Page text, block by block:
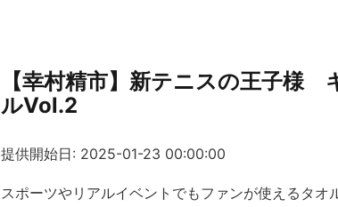
【幸村精市】新テニスの王子様
ルVol.2
提供開始日: 2025-01-23 00:00:00
スポーツやリアルイベントでもファンが使えるタオ